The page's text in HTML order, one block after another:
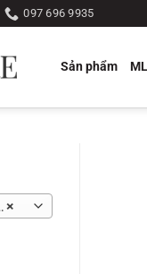
097 696 9935
Sản phẩm
×